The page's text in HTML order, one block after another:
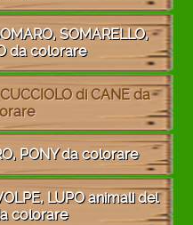
SOMARELLO,
da colorare
di CANE da
PONY da colorare
LUPO animali del
colorare